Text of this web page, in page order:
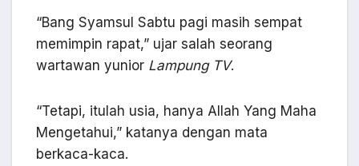
“Bang Syamsul Sabtu pagi masih sempat
memimpin rapat,” ujar salah seorang
wartawan yunior Lampung TV.
“Tetapi, itulah usia, hanya Allah Yang Maha
Mengetahui,” katanya dengan mata
berkaca-kaca.